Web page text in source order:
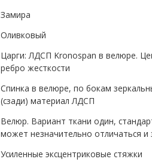
Замира
Оливковый
Царги: ЛДСП Kronospan в велюре.
ребро жесткости
Спинка в велюре, по бокам
(сзади) материал ЛДСП
Велюр. Вариант ткани один,
может незначительно отличаться и
Усиленные эксцентриковые стяжки